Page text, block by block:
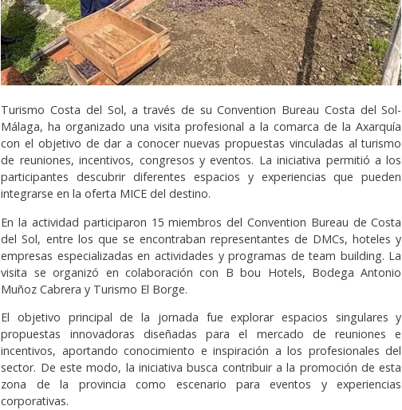
Turismo Costa del Sol, a través de su Convention Bureau Costa del Sol-
Málaga, ha organizado una visita profesional a la comarca de la Axarquía
con el objetivo de dar a conocer nuevas propuestas vinculadas al turismo
de reuniones, incentivos, congresos y eventos. La iniciativa permitió a los
participantes descubrir diferentes espacios y experiencias que pueden
integrarse en la oferta MICE del destino.
En la actividad participaron 15 miembros del Convention Bureau de Costa
del Sol, entre los que se encontraban representantes de DMCs, hoteles y
empresas especializadas en actividades y programas de team building. La
visita se organizó en colaboración con B bou Hotels, Bodega Antonio
Muñoz Cabrera y Turismo El Borge.
El objetivo principal de la jornada fue explorar espacios singulares y
propuestas innovadoras diseñadas para el mercado de reuniones e
incentivos, aportando conocimiento e inspiración a los profesionales del
sector. De este modo, la iniciativa busca contribuir a la promoción de esta
zona de la provincia como escenario para eventos y experiencias
corporativas.